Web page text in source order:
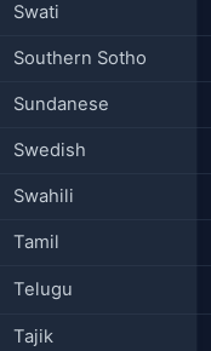
Swati
Southern Sotho
Sundanese
Swedish
Swahili
Tamil
Telugu
Tajik